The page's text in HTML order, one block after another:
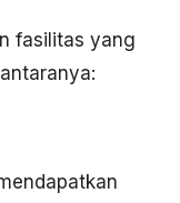
fasilitas yang